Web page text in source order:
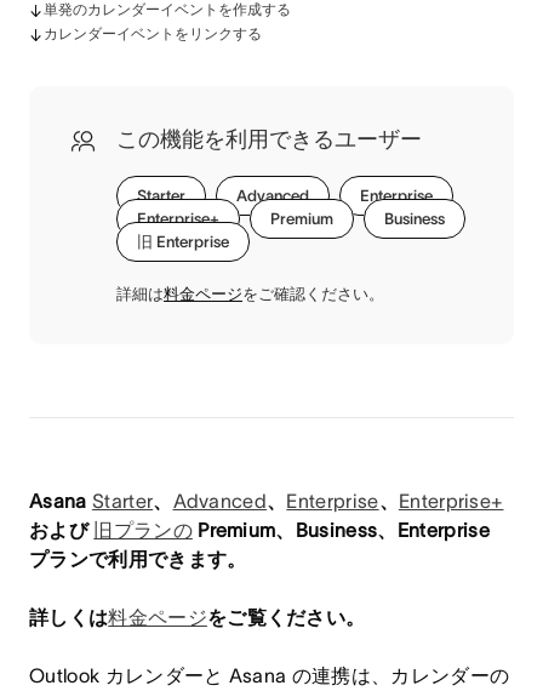
単発のカレンダーイベントを作成する
カレンダーイベントをリンクする
この機能を利用できるユーザー
Starter Advanced
Enterprise
Enterprise+
Premium
Business
旧 Enterprise
詳細は料金ページをご確認ください。
Asana Starter、 Advanced、 Enterprise、 Enterprise+
および 旧プランのPremium、Business、Enterprise
プランで利用できます。
詳しくは料金ページをご覧ください。
Outlook カレンダーと Asana の連携は、カレンダーの